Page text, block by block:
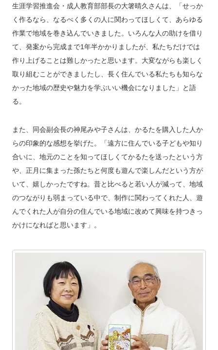
生涯学習推進会・成人教育部部長の大箸晴久さんは、「せっか
く作るなら、なるべく多くの人に関わってほしくて、あらゆる
作業で地域を巻き込んでいきました。いろんな人の助けを借り
て、発案から完成まで1年半かかりましたが、私たちだけでは
作り上げることは難しかったと思います。大変ながらも楽しく
取り組むことができましたし、長く住んでいる私たちも知らな
かった地域の歴史や魅力を学ぶいい機会になりました」と語
る。
また、同会副会長の神尾みや子さんは、かるたを購入した人か
らの印象的な感想を挙げた。「遠方に住んでいる子どもや知り
合いに、地元のことを知ってほしくてかるたを送ったという方
や、正月に集まった孫たちと何度も遊んで楽しんだという方が
いて、嬉しかったですね。昔と比べると若い人が減って、地域
のつながりも弱まっている中で、制作に関わってくれた人、遊
んでくれた人が自分の住んでいる地域に改めて興味を持つきっ
かけになればと思います」。